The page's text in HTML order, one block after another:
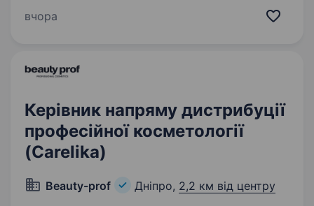
36 років успішного бізнесу в Україні. Робота
вчора
Керівник напряму дистрибуції
професійної косметології
(Carelika)
Beauty-prof Дніпро, 2,2 км від центру